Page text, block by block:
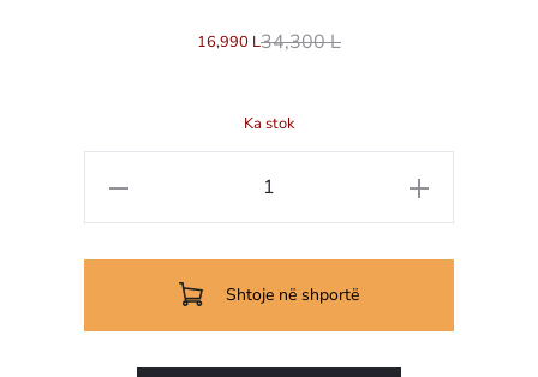
34,300L
16,990 L
Ka stok
Shtoje në shportë